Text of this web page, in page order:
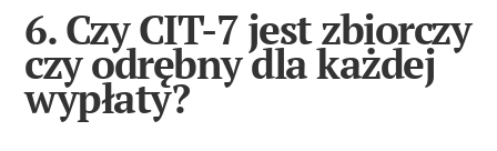
6. Czy CIT-7 jest zbiorczy
czy odrębny dla każdej
wypłaty?